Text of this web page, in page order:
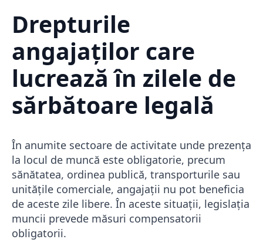
Drepturile
angajaților care
lucrează în zilele de
sărbătoare legală
În anumite sectoare de activitate unde prezența
la locul de muncă este obligatorie, precum
sănătatea, ordinea publică, transporturile sau
unitățile comerciale, angajații nu pot beneficia
de aceste zile libere. În aceste situații, legislația
muncii prevede măsuri compensatorii
obligatorii.